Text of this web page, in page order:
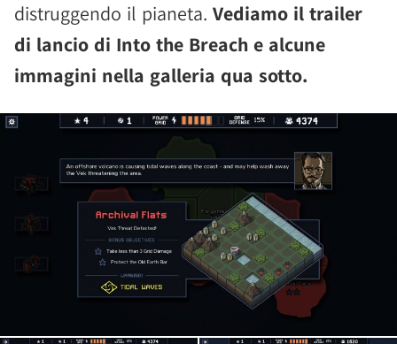
distruggendo il pianeta. Vediamo il trailer
di lancio di Into the Breach e alcune
immagini nella galleria qua sotto.